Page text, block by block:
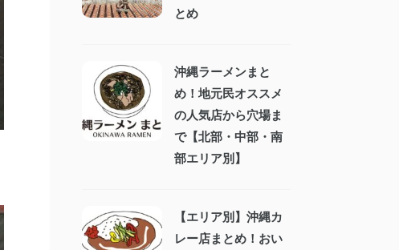
とめ
沖縄ラーメンまと
め！地元民オススメ
の人気店から穴場ま
で【北部・中部・南
部エリア別】
【エリア別】沖縄カ
レー店まとめ！おい